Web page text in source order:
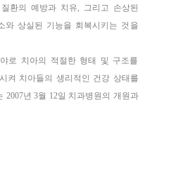
환의 예방과 치유, 그리고 손상된
와 상실된 기능을 회복시키는 것을
로 치아의 적절한 형태 및 구조를
켜 치아들의 생리적인 건강 상태를
년 3월 12일 치과병원의 개원과